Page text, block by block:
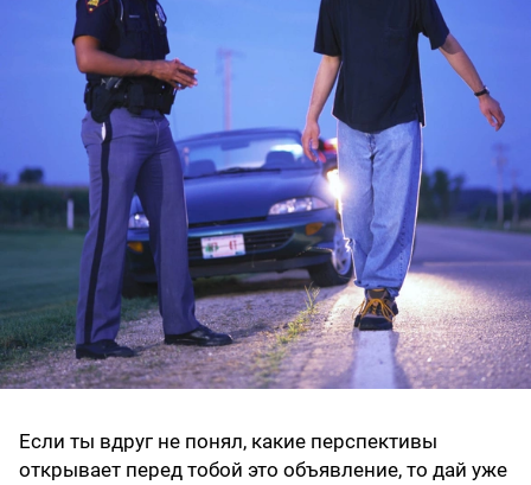
Если ты вдруг не понял, какие перспективы
открывает перед тобой это объявление, то дай уже